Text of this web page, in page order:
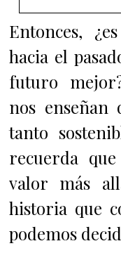
Entonces,
hacia el
futuro
nos enseñan
tanto
recuerda
valor más
historia que
podemos